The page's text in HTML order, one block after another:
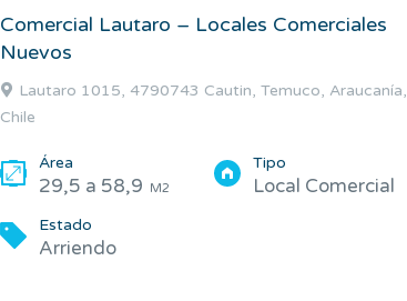
Comercial Lautaro – Locales Comerciales
Nuevos
Lautaro 1015, 4790743 Cautin, Temuco, Araucanía,
Chile
Área
29,5 a 58,9 M2
Tipo
Local Comercial
Estado
Arriendo